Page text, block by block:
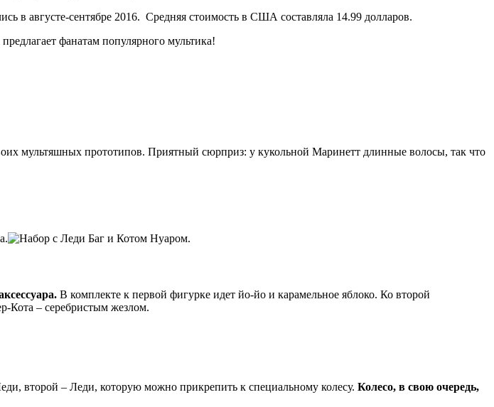
в августе-сентябре 2016. Средняя стоимость в США составляла 14.99 долларов.
фанатам популярного мультика!
мультяшных прототипов. Приятный сюрприз: у кукольной Маринетт длинные волосы, так что
В комплекте к первой фигурке идет йо-йо и карамельное яблоко. Ко второй
Кота – серебристым жезлом.
второй – Леди, которую можно прикрепить к специальному колесу. Колесо, в свою очередь,